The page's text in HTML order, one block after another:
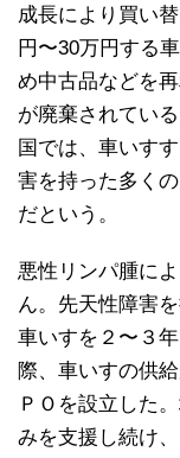
成長により買い
円〜30万円する
め中古品などを
が廃棄されてい
国では、車いす
害を持った多く
だという。
悪性リンパ腫に
ん。先天性障害
車いすを２〜３
際、車いすの供
ＰＯを設立した
みを支援し続け